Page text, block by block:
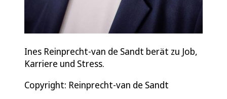
Ines Reinprecht-van de Sandt berät zu Job,
Karriere und Stress.
Copyright: Reinprecht-van de Sandt